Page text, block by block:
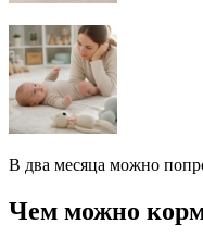
В два месяца можно
Чем можно